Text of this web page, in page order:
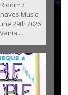
/
Music
29th 2026
...